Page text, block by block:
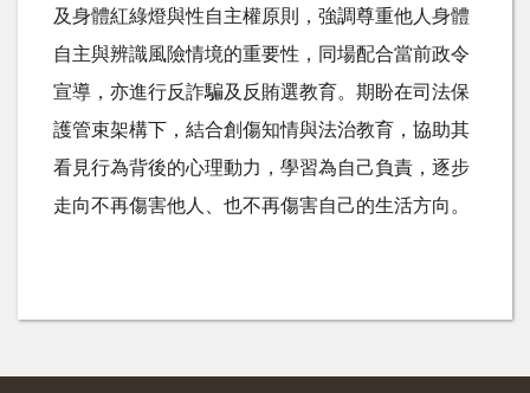
及身體紅綠燈與性自主權原則，強調尊重他人身體
自主與辨識風險情境的重要性，同場配合當前政令
宣導，亦進行反詐騙及反賄選教育。期盼在司法保
護管束架構下，結合創傷知情與法治教育，協助其
看見行為背後的心理動力，學習為自己負責，逐步
走向不再傷害他人、也不再傷害自己的生活方向。